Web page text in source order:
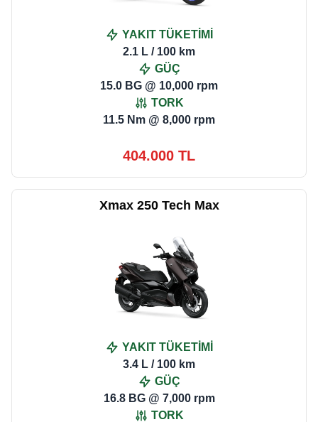
YAKIT TÜKETİMİ
2.1 L / 100 km
GÜÇ
15.0 BG @ 10,000 rpm
TORK
11.5 Nm @ 8,000 rpm
404.000 TL
Xmax 250 Tech Max
YAKIT TÜKETİMİ
3.4 L / 100 km
GÜÇ
16.8 BG @ 7,000 rpm
TORK